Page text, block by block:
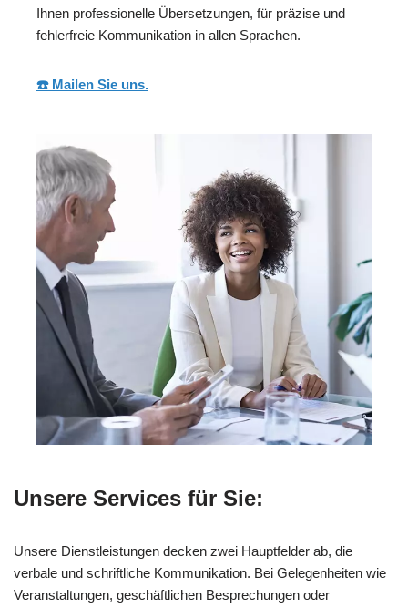
Ihnen professionelle Übersetzungen, für präzise und
fehlerfreie Kommunikation in allen Sprachen.
☎️ Mailen Sie uns.
Unsere Services für Sie:
Unsere Dienstleistungen decken zwei Hauptfelder ab, die
verbale und schriftliche Kommunikation. Bei Gelegenheiten wie
Veranstaltungen, geschäftlichen Besprechungen oder